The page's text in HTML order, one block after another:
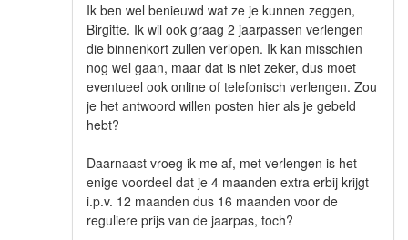
Ik ben wel benieuwd wat ze je kunnen zeggen,
Birgitte. Ik wil ook graag 2 jaarpassen verlengen
die binnenkort zullen verlopen. Ik kan misschien
nog wel gaan, maar dat is niet zeker, dus moet
eventueel ook online of telefonisch verlengen. Zou
je het antwoord willen posten hier als je gebeld
hebt?
Daarnaast vroeg ik me af, met verlengen is het
enige voordeel dat je 4 maanden extra erbij krijgt
i.p.v. 12 maanden dus 16 maanden voor de
reguliere prijs van de jaarpas, toch?